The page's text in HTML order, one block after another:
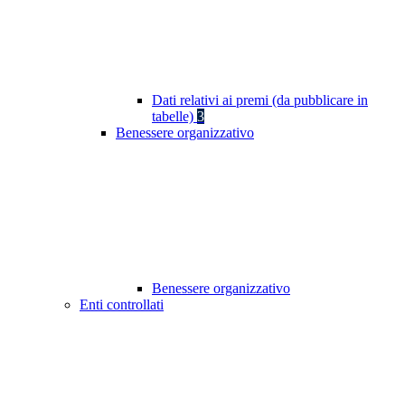
Dati relativi ai premi (da pubblicare in
tabelle) 3
Benessere organizzativo
Benessere organizzativo
Enti controllati